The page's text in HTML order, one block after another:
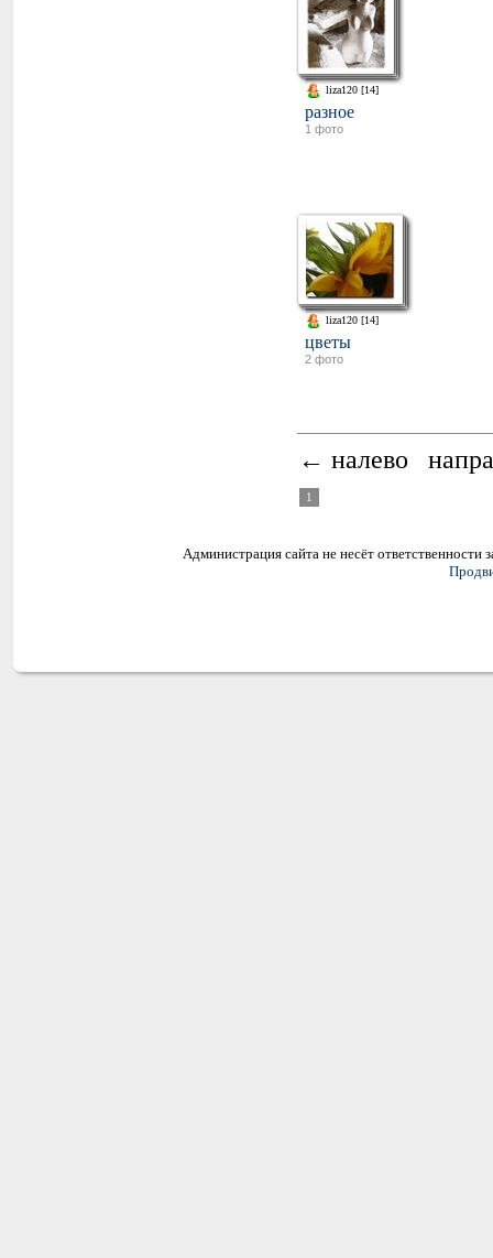
liza120 [14]
разное
1 фото
liza120 [14]
цветы
2 фото
← налево
1
Администрация сайта не несёт ответственности